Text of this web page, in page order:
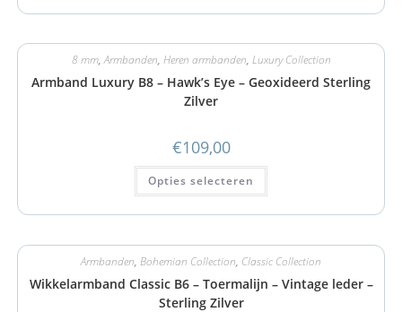
8 mm,Armbanden, Heren armbanden, Luxury Collection
Armband Luxury B8 – Hawk’s Eye – Geoxideerd Sterling
Zilver
€109,00
Opties selecteren
Armbanden, Bohemian Collection, Classic Collection
Wikkelarmband Classic B6 – Toermalijn – Vintage leder –
Sterling Zilver